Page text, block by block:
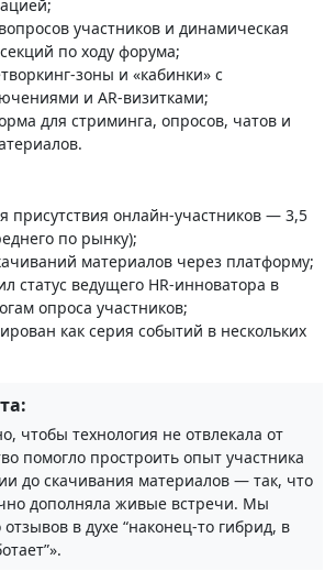
участников и динамическая
по ходу форума;
и «кабинки» с
и AR‑визитками;
для стриминга, опросов, чатов и
присутствия онлайн‑участников — 3,5
по рынку);
материалов через платформу;
статус ведущего HR‑инноватора в
опроса участников;
как серия событий в нескольких
чтобы технология не отвлекала от
помогло простроить опыт участника
до скачивания материалов — так, что
дополняла живые встречи. Мы
в духе “наконец‑то гибрид, в